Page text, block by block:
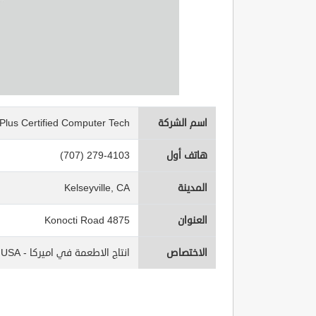
اسم الشركة Certified Computer Tech
هاتف أول (707) 279-4103
المدينة Kelseyville, CA
العنوان 4875 Konocti Road
الاختصاص انتاج الاطعمة في اميركا - FOOD PROCESSING IN USA